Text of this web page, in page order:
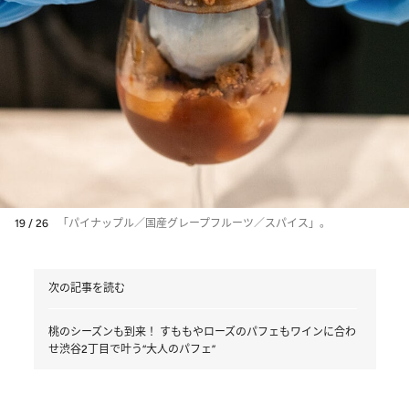
19 / 26 「パイナップル／国産グレープフルーツ／スパイス」。
次の記事を読む
桃のシーズンも到来！ すももやローズのパフェもワインに合わ
せ渋谷2丁目で叶う“大人のパフェ”